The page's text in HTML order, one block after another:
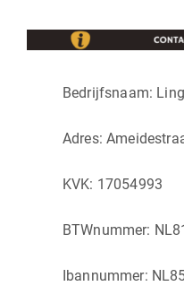
Bedrijfsnaam:
Adres:
KVK: 17054993
BTWnummer:
Ibannummer: